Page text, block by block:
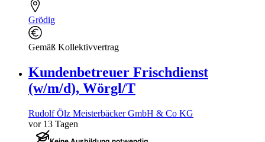
Grödig
Gemäß Kollektivvertrag
Kundenbetreuer Frischdienst
(w/m/d), Wörgl/T
Rudolf Ölz Meisterbäcker GmbH & Co KG
vor 13 Tagen